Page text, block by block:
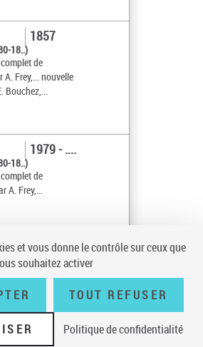
18..)
de
Frey,... nouvelle
Bouchez,...
1857
18..)
de
A. Frey,...
1979 - ....
sur 1
10
résultats/page
| A propos | Plan du site |
Écrire à la
et vous donne le contrôle sur ceux que
souhaitez activer
TOUT REFUSER
Politique de confidentialité